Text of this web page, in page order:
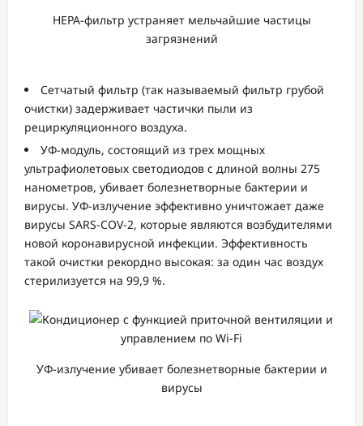
HEPA-фильтр устраняет мельчайшие частицы
загрязнений
Сетчатый фильтр (так называемый фильтр грубой
очистки) задерживает частички пыли из
рециркуляционного воздуха.
УФ-модуль, состоящий из трех мощных
ультрафиолетовых светодиодов с длиной волны 275
нанометров, убивает болезнетворные бактерии и
вирусы. УФ-излучение эффективно уничтожает даже
вирусы SARS-COV-2, которые являются возбудителями
новой коронавирусной инфекции. Эффективность
такой очистки рекордно высокая: за один час воздух
стерилизуется на 99,9 %.
УФ-излучение убивает болезнетворные бактерии и
вирусы